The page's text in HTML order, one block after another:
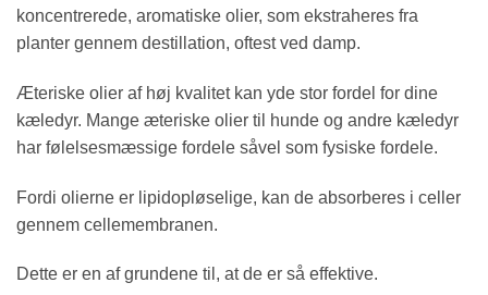
koncentrerede, aromatiske olier, som ekstraheres fra
planter gennem destillation, oftest ved damp.
Æteriske olier af høj kvalitet kan yde stor fordel for dine
kæledyr. Mange æteriske olier til hunde og andre kæledyr
har følelsesmæssige fordele såvel som fysiske fordele.
Fordi olierne er lipidopløselige, kan de absorberes i celler
gennem cellemembranen.
Dette er en af grundene til, at de er så effektive.